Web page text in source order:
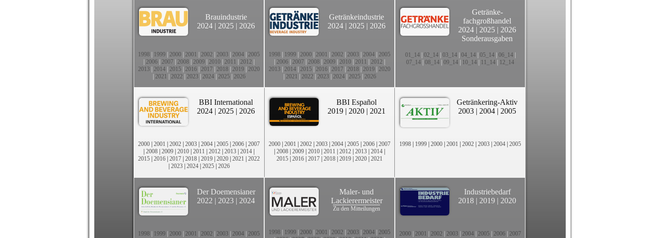
Brauindustrie
2024 | 2025 | 2026
1998 1999 2000 2001 2002 2003 2004 2005
2006 2007 2008 2009 2010 2011 2012
2013 2014 2015 2016 2017 2018 2019 2020
2021 2022 2023| 2024| 2025| 2026
Getränkeindustrie
2024 | 2025 | 2026
1998 1999 2000 2001 2002 2003 2004 2005
2006 2007 2008 2009 2010 2011 2012
2013 2014 2015 2016 2017 2018 2019 2020
2021 2022 2023| 2024| 2025| 2026
Getränke-
fachgroßhandel
2024 | 2025 | 2026
Sonderausgaben
01_14| 02_14| 03_14| 04_14| 05_14| 06_14|
07_14 08_14 09_14 10_14 11_14 12_14
BBI International
2024 | 2025 | 2026
2000 | 2001 | 2002 | 2003 | 2004 | 2005 | 2006 | 2007
| 2008 | 2009 | 2010 | 2011 | 2012 | 2013 | 2014 |
2015 | 2016 | 2017 | 2018 | 2019 | 2020 | 2021 | 2022
| 2023| 2024| 2025| 2026
BBI Español
2019 | 2020 | 2021
2000 | 2001 | 2002 | 2003 | 2004 | 2005 | 2006 | 2007
| 2008 | 2009 | 2010 | 2011 | 2012 | 2013 | 2014 |
2015 | 2016 | 2017 | 2018 | 2019 | 2020 | 2021
Getränkering-Aktiv
2003 | 2004 | 2005
1998 | 1999 | 2000 | 2001 | 2002 | 2003 | 2004 | 2005
Der Doemensianer
2022 | 2023 | 2024
1998 1999 2000 2001 2002 2003 2004 2005
Maler- und
Lackierermeister
Zu den Mitteilungen
1998 1999 2000 2001 2002 2003 2004 2005
Industriebedarf
2018 | 2019 | 2020
2000 2001 2002 2003 2004 2005 2006 2007